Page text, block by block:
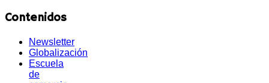
Contenidos
Newsletter
Globalización
Escuela
de